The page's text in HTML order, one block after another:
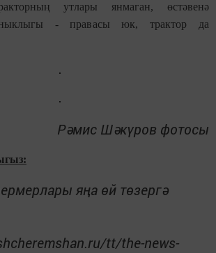
утлары янмаган, өстәвенә
- правасы юк, трактор да
Рәмис Шәкүров фотосы
яңа өй төзергә
tt/the-news-